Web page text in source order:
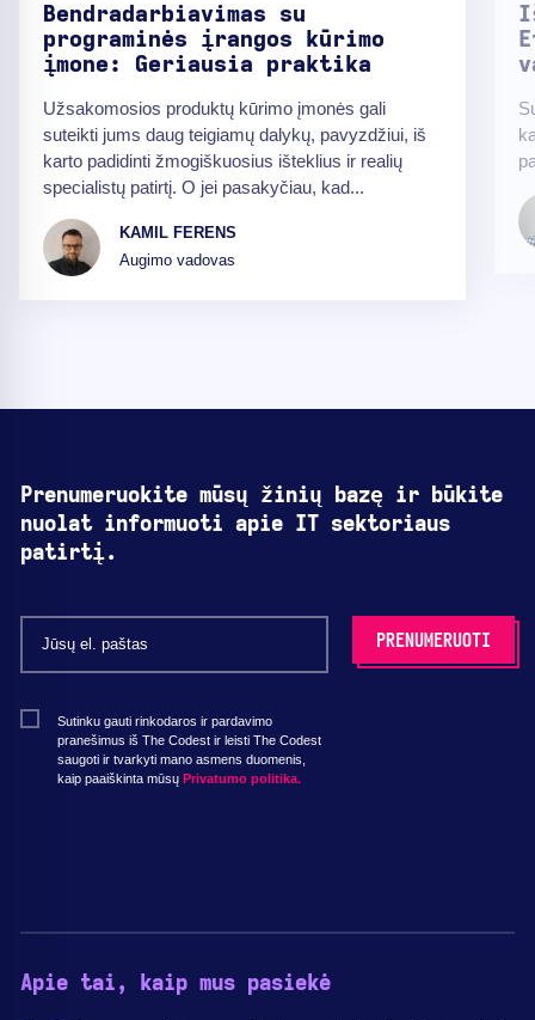
Bendradarbiavimas su
programinės įrangos kūrimo
įmone: Geriausia praktika
Užsakomosios produktų kūrimo įmonės gali
suteikti jums daug teigiamų dalykų, pavyzdžiui, iš
karto padidinti žmogiškuosius išteklius ir realių
specialistų patirtį. O jei pasakyčiau, kad...
KAMIL FERENS
Augimo vadovas
Prenumeruokite mūsų žinių bazę ir būkite
nuolat informuoti apie IT sektoriaus
patirtį.
Sutinku gauti rinkodaros ir pardavimo
pranešimus iš The Codest ir leisti The Codest
saugoti ir tvarkyti mano asmens duomenis,
kaip paaiškinta mūsų Privatumo politika.
Apie tai, kaip mus pasiekė